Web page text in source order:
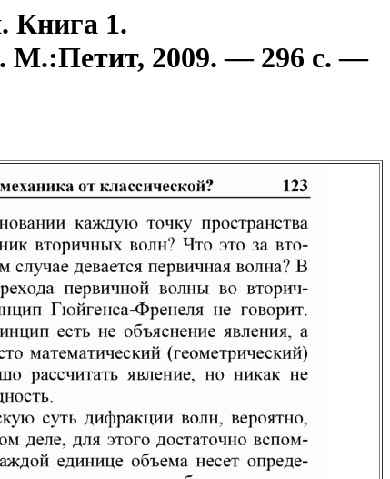
Книга 1.
М.:Петит, 2009. — 296 с. —